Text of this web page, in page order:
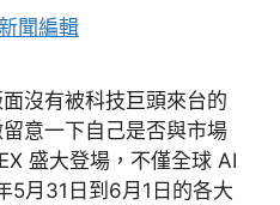
聞編輯
沒有被科技巨頭來台的
意一下自己是否與市場
盛大登場，不僅全球 AI
5月31日到6月1日的各大